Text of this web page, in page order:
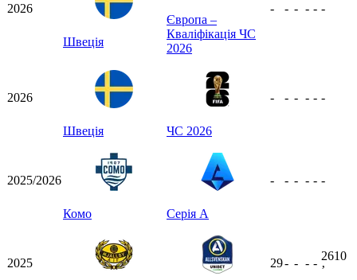
2026
Швеція
Європа –
Кваліфікація ЧС
2026
- - - - - -
2026
Швеція ЧС 2026
- - - - - -
2025/2026
Комо Серія А
- - - - - -
2025 29- - - -
2610
ʼ